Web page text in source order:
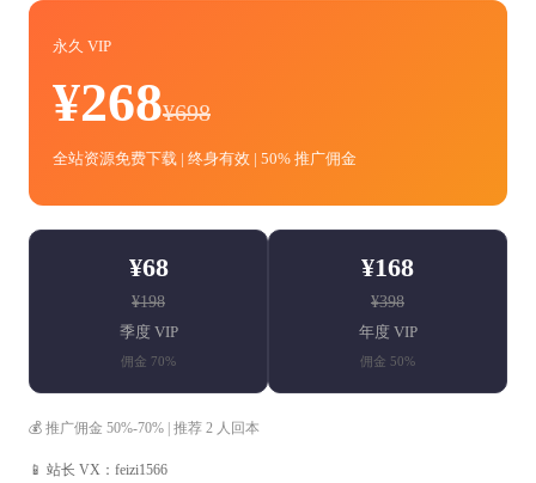
永久 VIP
¥268¥698
全站资源免费下载 | 终身有效 | 50% 推广佣金
¥68
¥198
季度 VIP
佣金 70%
¥168
¥398
年度 VIP
佣金 50%
💰 推广佣金 50%-70% | 推荐 2 人回本
📱 站长 VX：feizi1566